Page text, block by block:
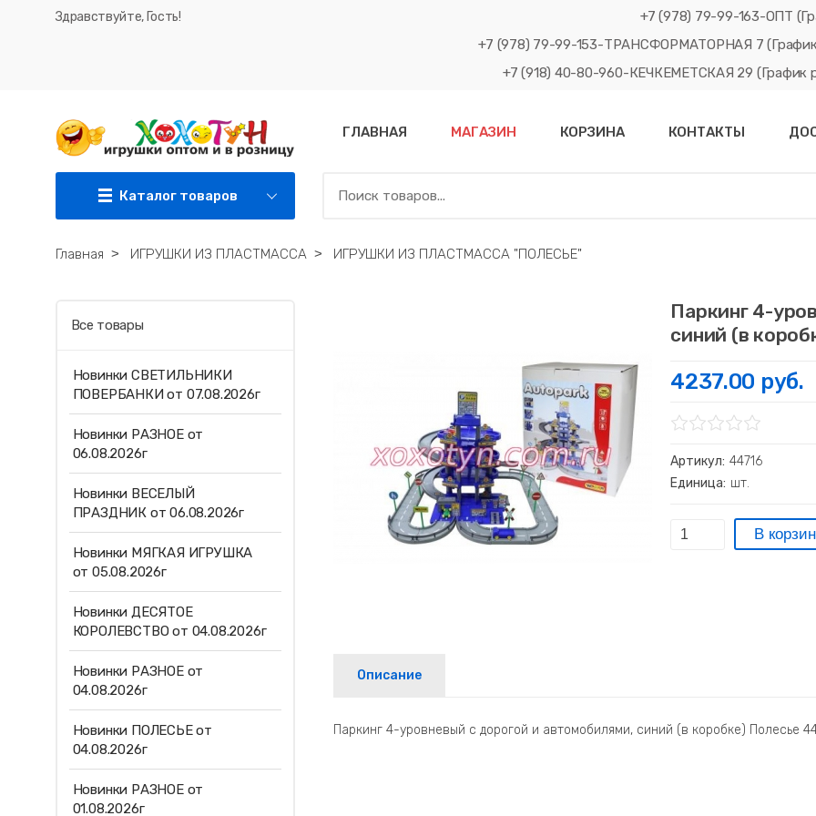
Здравствуйте, Гость!
+7 (978) 79-99-163-ОПТ
+7 (978) 79-99-153-ТРАНСФОРМАТОРНАЯ 7 (График
+7 (918) 40-80-960-КЕЧКЕМЕТСКАЯ 29 (График
Каталог товаров
ГЛАВНАЯ МАГАЗИН КОРЗИНА КОНТАКТЫ
Главная ˃ ИГРУШКИ ИЗ ПЛАСТМАССА ˃ ИГРУШКИ ИЗ ПЛАСТМАССА "ПОЛЕСЬЕ"
Паркинг 4-
синий (в
4237.00 руб.
Артикул: 44716
Единица: шт.
Описание
Паркинг 4-уровневый с дорогой и автомобилями, синий (в коробке) Полесье
Все товары
Новинки СВЕТИЛЬНИКИ
ПОВЕРБАНКИ от 07.08.2026г
Новинки РАЗНОЕ от
06.08.2026г
Новинки ВЕСЕЛЫЙ
ПРАЗДНИК от 06.08.2026г
Новинки МЯГКАЯ ИГРУШКА
от 05.08.2026г
Новинки ДЕСЯТОЕ
КОРОЛЕВСТВО от 04.08.2026г
Новинки РАЗНОЕ от
04.08.2026г
Новинки ПОЛЕСЬЕ от
04.08.2026г
Новинки РАЗНОЕ от
01.08.2026г